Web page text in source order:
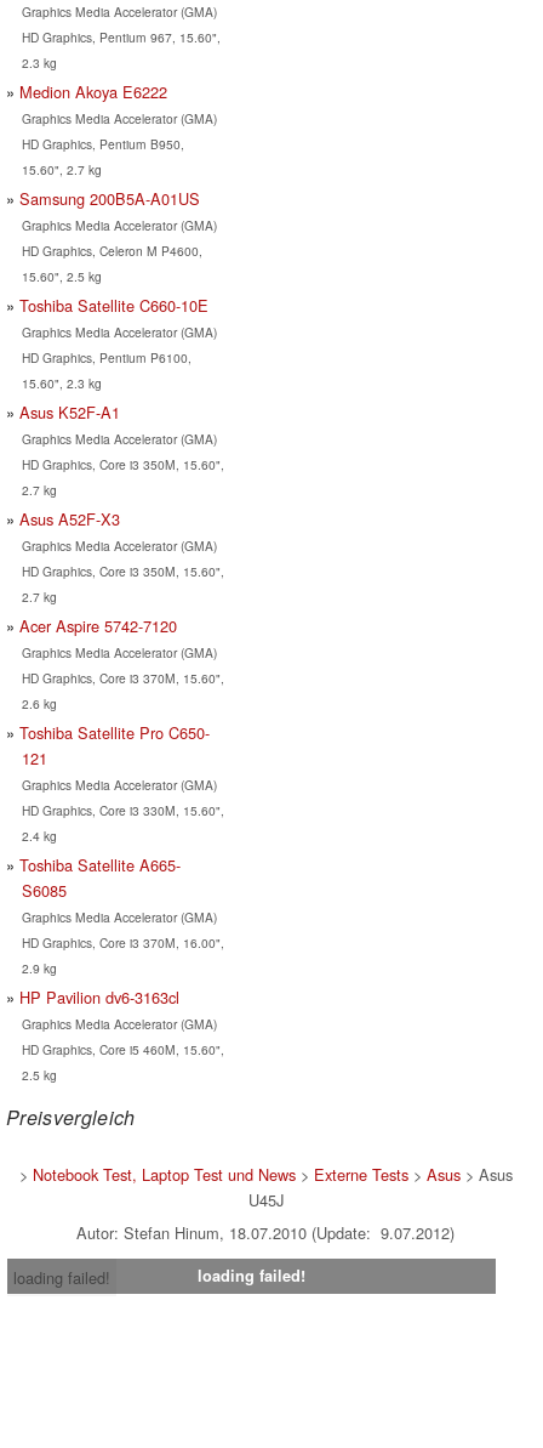
Graphics Media Accelerator (GMA)
HD Graphics, Pentium 967, 15.60",
2.3 kg
Medion Akoya E6222
Graphics Media Accelerator (GMA)
HD Graphics, Pentium B950,
15.60", 2.7 kg
Samsung 200B5A-A01US
Graphics Media Accelerator (GMA)
HD Graphics, Celeron M P4600,
15.60", 2.5 kg
Toshiba Satellite C660-10E
Graphics Media Accelerator (GMA)
HD Graphics, Pentium P6100,
15.60", 2.3 kg
Asus K52F-A1
Graphics Media Accelerator (GMA)
HD Graphics, Core i3 350M, 15.60",
2.7 kg
Asus A52F-X3
Graphics Media Accelerator (GMA)
HD Graphics, Core i3 350M, 15.60",
2.7 kg
Acer Aspire 5742-7120
Graphics Media Accelerator (GMA)
HD Graphics, Core i3 370M, 15.60",
2.6 kg
Toshiba Satellite Pro C650-
121
Graphics Media Accelerator (GMA)
HD Graphics, Core i3 330M, 15.60",
2.4 kg
Toshiba Satellite A665-
S6085
Graphics Media Accelerator (GMA)
HD Graphics, Core i3 370M, 16.00",
2.9 kg
HP Pavilion dv6-3163cl
Graphics Media Accelerator (GMA)
HD Graphics, Core i5 460M, 15.60",
2.5 kg
Preisvergleich
> Notebook Test, Laptop Test und News> Externe Tests> Asus> Asus
U45J
Autor: Stefan Hinum, 18.07.2010 (Update: 9.07.2012)
loading failed!
loading failed!